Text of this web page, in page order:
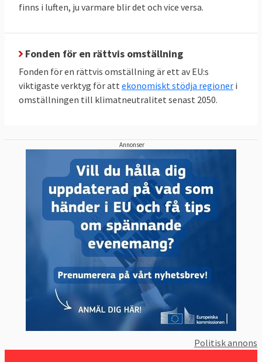
finns i luften, ju varmare blir det och vice versa.
Fonden för en rättvis omställning
Fonden för en rättvis omställning är ett av EU:s
viktigaste verktyg för att ekonomiskt stödja regioner i
omställningen till klimatneutralitet senast 2050.
Annonser
Politisk annons